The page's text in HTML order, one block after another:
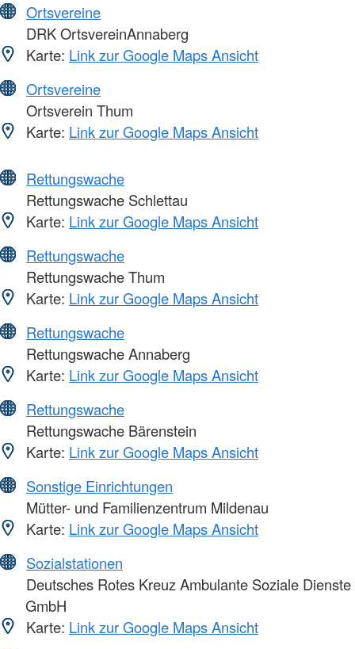
Ortsvereine
DRK OrtsvereinAnnaberg
Karte: Link zur Google Maps Ansicht
Ortsvereine
Ortsverein Thum
Karte: Link zur Google Maps Ansicht
Rettungswache
Rettungswache Schlettau
Karte: Link zur Google Maps Ansicht
Rettungswache
Rettungswache Thum
Karte: Link zur Google Maps Ansicht
Rettungswache
Rettungswache Annaberg
Karte: Link zur Google Maps Ansicht
Rettungswache
Rettungswache Bärenstein
Karte: Link zur Google Maps Ansicht
Sonstige Einrichtungen
Mütter- und Familienzentrum Mildenau
Karte: Link zur Google Maps Ansicht
Sozialstationen
Deutsches Rotes Kreuz Ambulante Soziale Dienste
GmbH
Karte: Link zur Google Maps Ansicht